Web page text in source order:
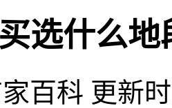
选什么地
百科 更新